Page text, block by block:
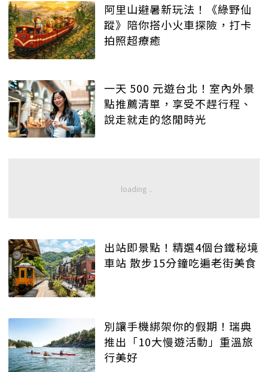
阿里山避暑新玩法！《綠野仙
蹤》陪你搭小火車探險，打卡
拍照超療癒
一天 500 元遊台北！室內外景
點推薦清單，享受不趕行程、
說走就走的悠閒時光
出站即景點！精選4個台鐵秘境
車站 散步15分鐘吃遍老街美食
別讓手機綁架你的假期！瑞典
推出「10大慢遊活動」重溫旅
行美好